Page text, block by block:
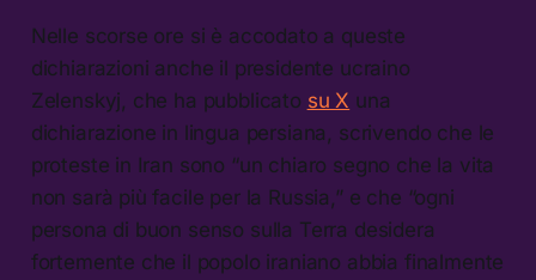
Nelle scorse ore si è accodato a queste
dichiarazioni anche il presidente ucraino
Zelenskyj, che ha pubblicato su X una
dichiarazione in lingua persiana, scrivendo che le
proteste in Iran sono “un chiaro segno che la vita
non sarà più facile per la Russia,” e che “ogni
persona di buon senso sulla Terra desidera
fortemente che il popolo iraniano abbia finalmente